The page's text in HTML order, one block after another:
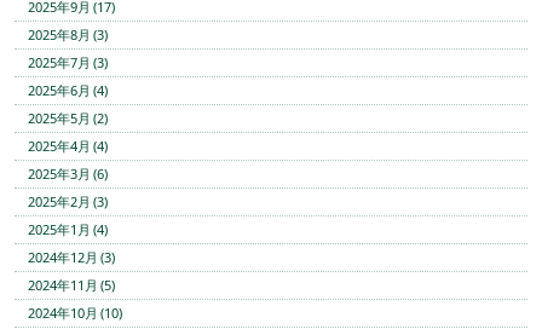
2025年9月 (17)
2025年8月 (3)
2025年7月 (3)
2025年6月 (4)
2025年5月 (2)
2025年4月 (4)
2025年3月 (6)
2025年2月 (3)
2025年1月 (4)
2024年12月 (3)
2024年11月 (5)
2024年10月 (10)